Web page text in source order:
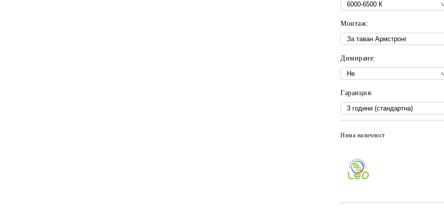
Монтаж:
Димиране:
Гаранция:
Няма наличност